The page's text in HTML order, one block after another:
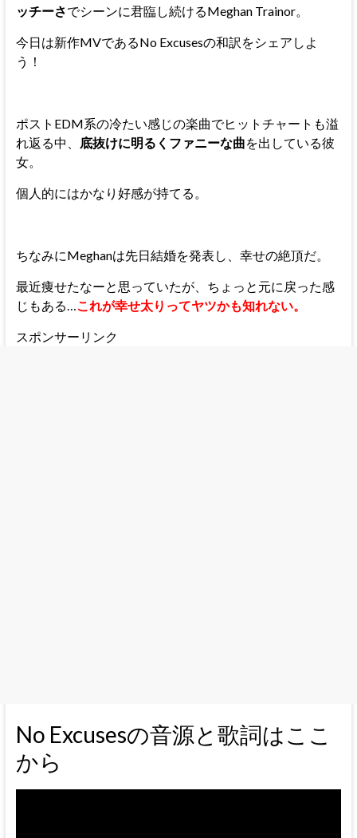
ッチーさでシーンに君臨し続けるMeghan Trainor。
今日は新作MVであるNo Excusesの和訳をシェアしよ
う！
ポストEDM系の冷たい感じの楽曲でヒットチャートも溢
れ返る中、
底抜けに明るくファニーな曲を出している彼
女。
個人的にはかなり好感が持てる。
ちなみにMeghanは先日結婚を発表し、幸せの絶頂だ。
最近痩せたなーと思っていたが、ちょっと元に戻った感
じもある…
これが幸せ太りってヤツかも知れない。
スポンサーリンク
No Excusesの音源と歌詞はここ
から